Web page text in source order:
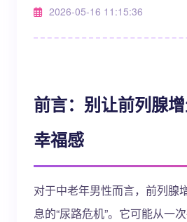
2026-05-16 11:15:36
前言：别让前列腺
幸福感
对于中老年男性而言，前列腺
息的“尿路危机”。它可能从一